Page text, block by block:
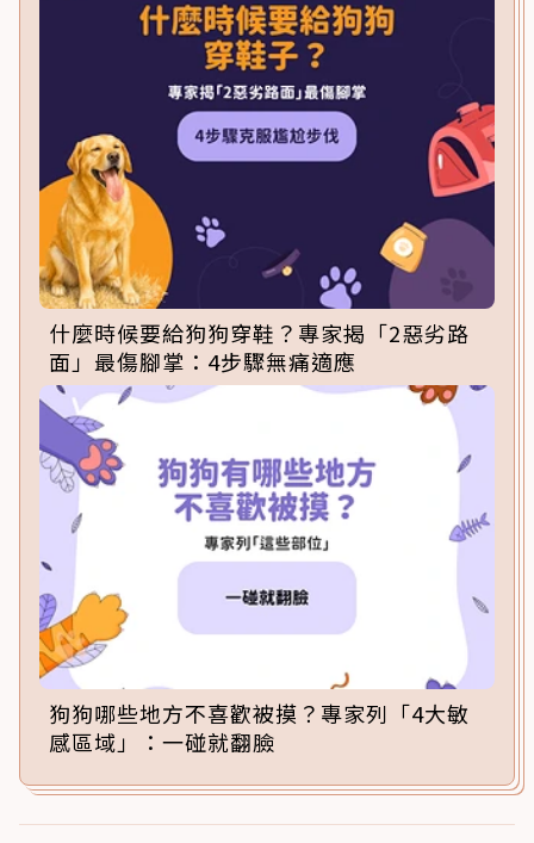
什麼時候要給狗狗穿鞋？專家揭「2惡劣路
面」最傷腳掌：4步驟無痛適應
狗狗哪些地方不喜歡被摸？專家列「4大敏
感區域」：一碰就翻臉